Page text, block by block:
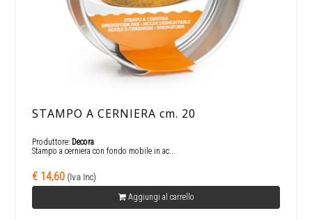
STAMPO A CERNIERA cm. 20
Produttore: Decora
Stampo a cerniera con fondo mobile in ac...
€ 14,60 (Iva Inc)
Aggiungi al carrello